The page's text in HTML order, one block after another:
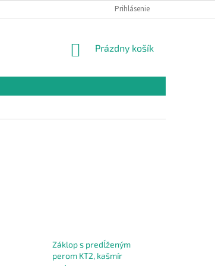
REKLAMAČNÝ PORIADOK
Prihlásenie
NÁKUPNÝ
Prázdny košík
Záklop s predĺženým
perom KT2, kašmír